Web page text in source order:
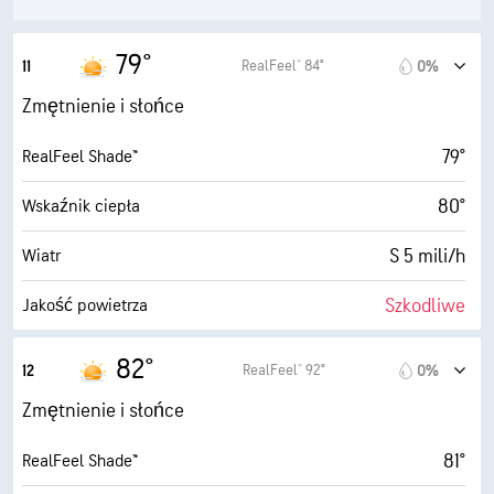
Pułap chmur 1900 stopy
11 79° RealFeel® 84° 0%
Zmętnienie i słońce
RealFeel Shade™ 79°
Wskaźnik ciepła 80°
Wiatr S 5 mili/h
Jakość powietrza Szkodliwe
Maksymalny wskaźnik UV
Porywy wiatru
Wilgotność 58%
12 82° RealFeel® 92° 0%
Zmętnienie i słońce
RealFeel Shade™ 81°